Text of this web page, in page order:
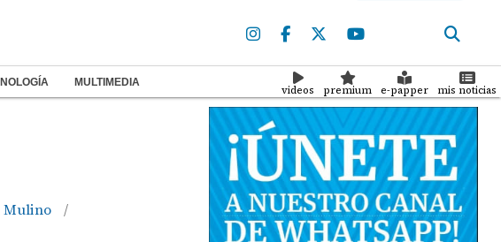
MULTIMEDIA
videos premium e-papper mis noticias
Mulino /